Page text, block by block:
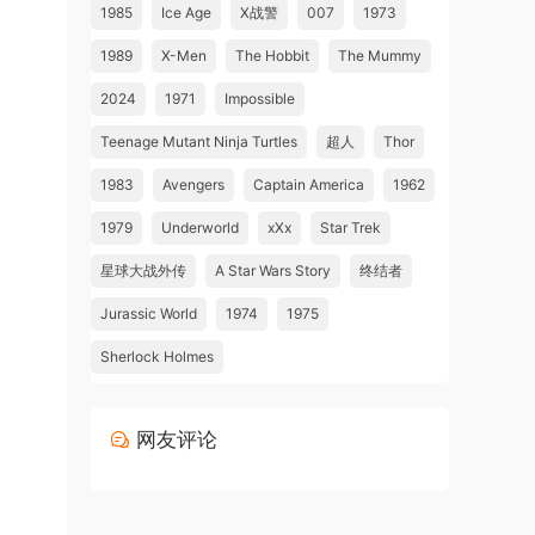
1985 Ice Age X战警 007 1973
1989 X-Men The Hobbit The Mummy
2024 1971 Impossible
Teenage Mutant Ninja Turtles 超人 Thor
1983 Avengers Captain America 1962
1979 Underworld xXx Star Trek
星球大战外传 A Star Wars Story 终结者
Jurassic World 1974 1975
Sherlock Holmes
网友评论